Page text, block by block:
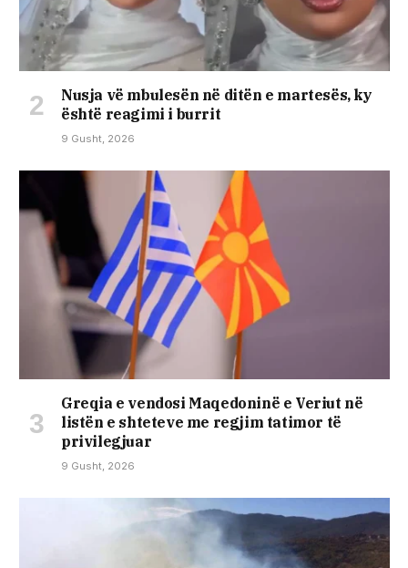
Nusja vë mbulesën në ditën e martesës, ky
është reagimi i burrit
9 Gusht, 2026
Greqia e vendosi Maqedoninë e Veriut në
listën e shteteve me regjim tatimor të
privilegjuar
9 Gusht, 2026